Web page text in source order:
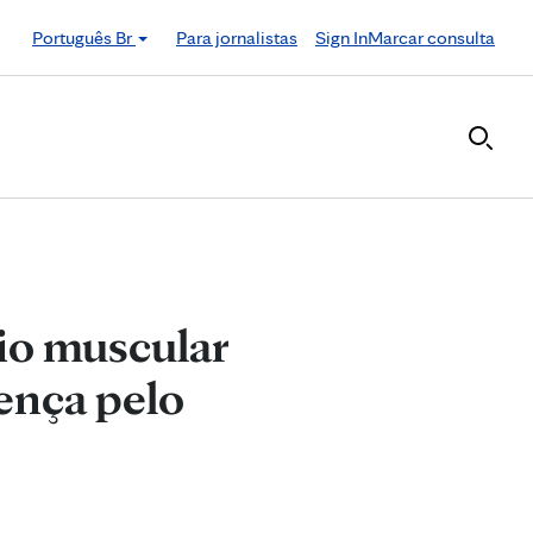
Português Br Para jornalistas Sign InMarcar consulta
muscular
pelo